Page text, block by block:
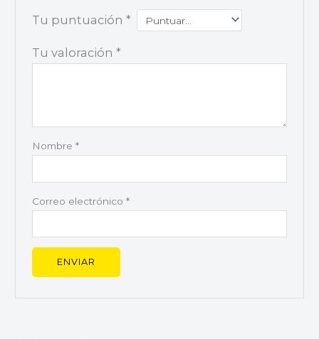
Tu puntuación *
Tu valoración *
Nombre *
Correo electrónico *